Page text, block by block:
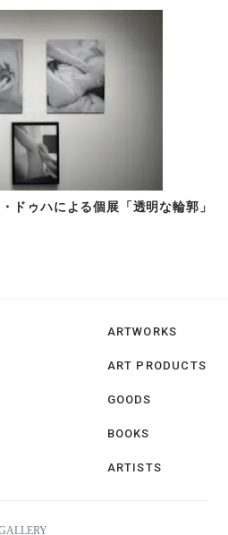
ドゥハによる個展「透明な輪郭」
ARTWORKS
ART PRODUCTS
GOODS
BOOKS
ARTISTS